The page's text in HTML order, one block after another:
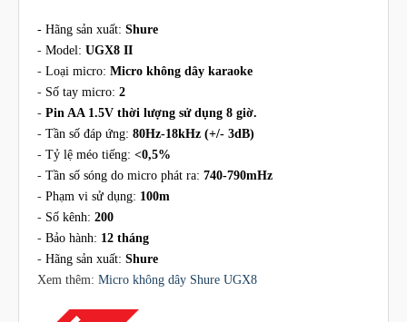
- Hãng sản xuất: Shure
- Model: UGX8 II
- Loại micro: Micro không dây karaoke
- Số tay micro: 2
- Pin AA 1.5V thời lượng sử dụng 8 giờ.
- Tần số đáp ứng: 80Hz-18kHz (+/- 3dB)
- Tỷ lệ méo tiếng: <0,5%
- Tần số sóng do micro phát ra: 740-790mHz
- Phạm vi sử dụng: 100m
- Số kênh: 200
- Bảo hành: 12 tháng
- Hãng sản xuất: Shure
Xem thêm: Micro không dây Shure UGX8